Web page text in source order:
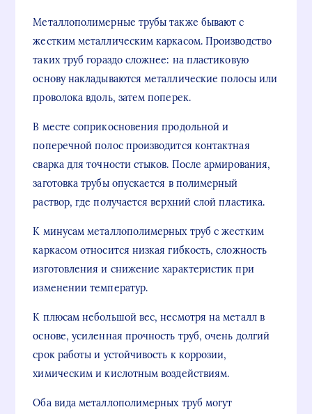
Металлополимерные трубы также бывают с
жестким металлическим каркасом. Производство
таких труб гораздо сложнее: на пластиковую
основу накладываются металлические полосы или
проволока вдоль, затем поперек.
В месте соприкосновения продольной и
поперечной полос производится контактная
сварка для точности стыков. После армирования,
заготовка трубы опускается в полимерный
раствор, где получается верхний слой пластика.
К минусам металлополимерных труб с жестким
каркасом относится низкая гибкость, сложность
изготовления и снижение характеристик при
изменении температур.
К плюсам небольшой вес, несмотря на металл в
основе, усиленная прочность труб, очень долгий
срок работы и устойчивость к коррозии,
химическим и кислотным воздействиям.
Оба вида металлополимерных труб могут